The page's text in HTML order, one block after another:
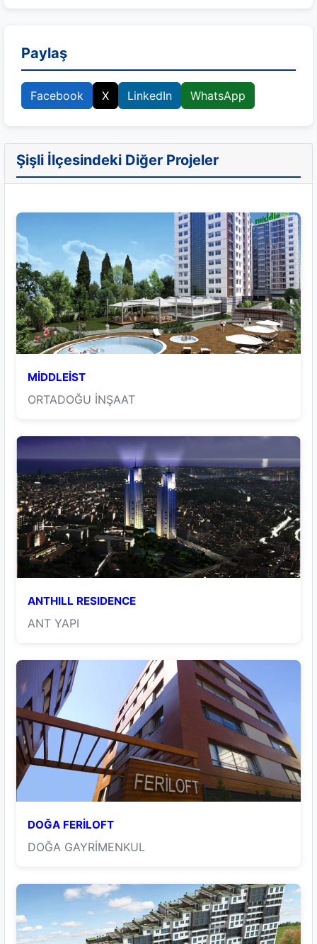
Paylaş
Facebook X LinkedIn WhatsApp
Şişli İlçesindeki Diğer Projeler
MİDDLEİST
ORTADOĞU İNŞAAT
ANTHILL RESIDENCE
ANT YAPI
DOĞA FERİLOFT
DOĞA GAYRİMENKUL